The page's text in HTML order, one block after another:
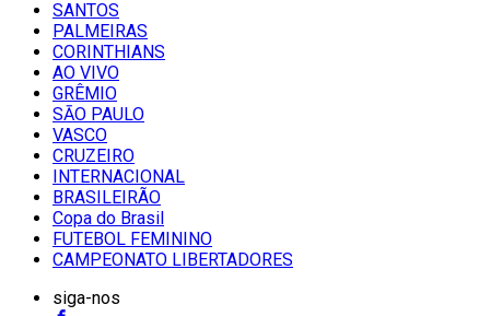
SANTOS
PALMEIRAS
CORINTHIANS
AO VIVO
GRÊMIO
SĀO PAULO
VASCO
CRUZEIRO
INTERNACIONAL
BRASILEIRÃO
Copa do Brasil
FUTEBOL FEMININO
CAMPEONATO LIBERTADORES
siga-nos